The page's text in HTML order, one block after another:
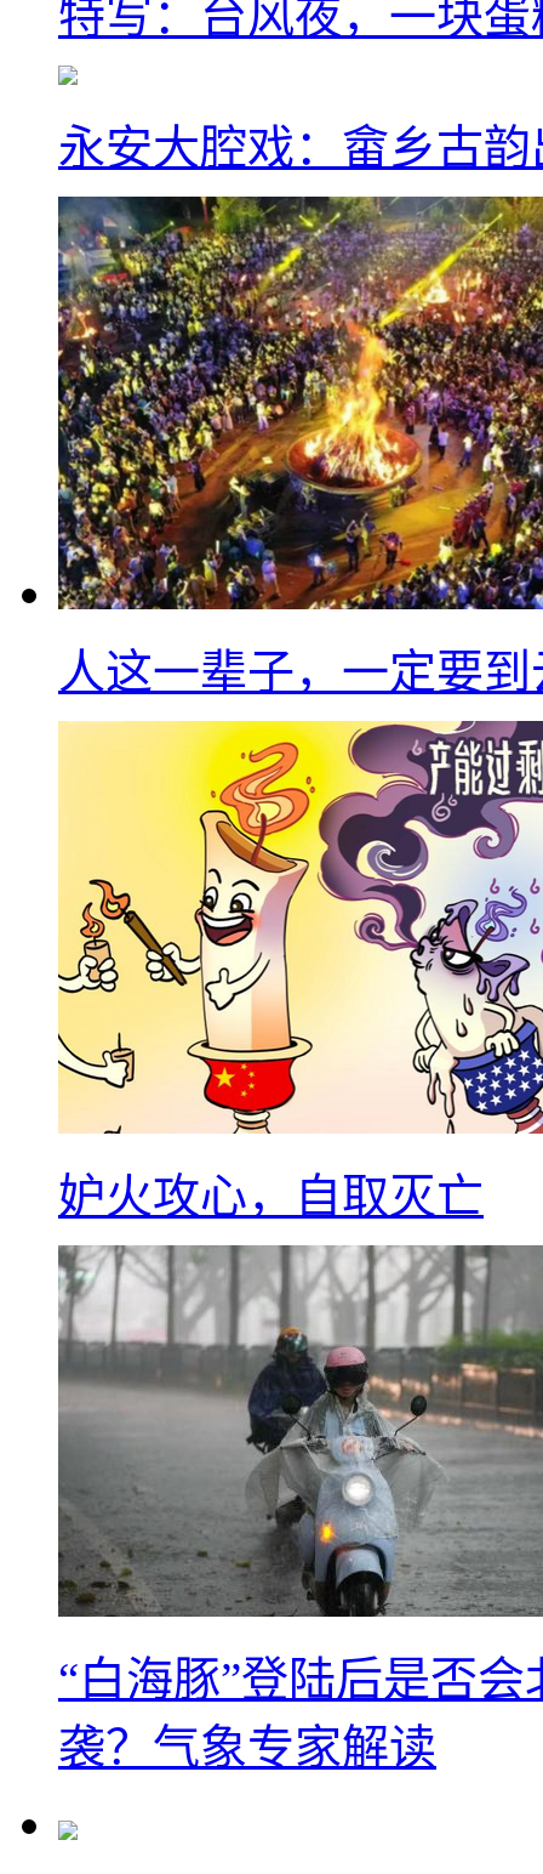
特写：台风夜，一块
永安大腔戏：畲乡古
人这一辈子，一定要
妒火攻心，自取灭亡
“白海豚”登陆后是否
袭？气象专家解读